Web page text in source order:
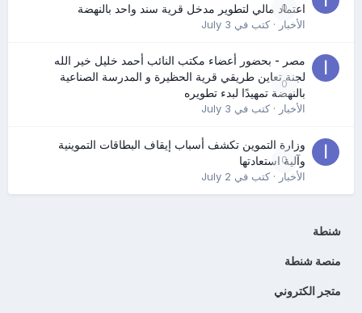
0
اعتماد مالي لتطوير مدخل قرية سند واحد بالنهضة
الأخبار· كتب في July 3
0
مصر - بحضور أعضاء مكتب النائب أحمد خليل خير الله
لجنة تعاين طريقي قرية الحظيرة و المدرسة الصناعية
بالنهضة تمهيدًا لبدء تطويره
الأخبار· كتب في July 3
0
وزارة التموين تكشف أسباب إيقاف البطاقات التموينية
وآلية استعادتها
الأخبار· كتب في July 2
شنطة
منصة شنطة
متجر الكتروني